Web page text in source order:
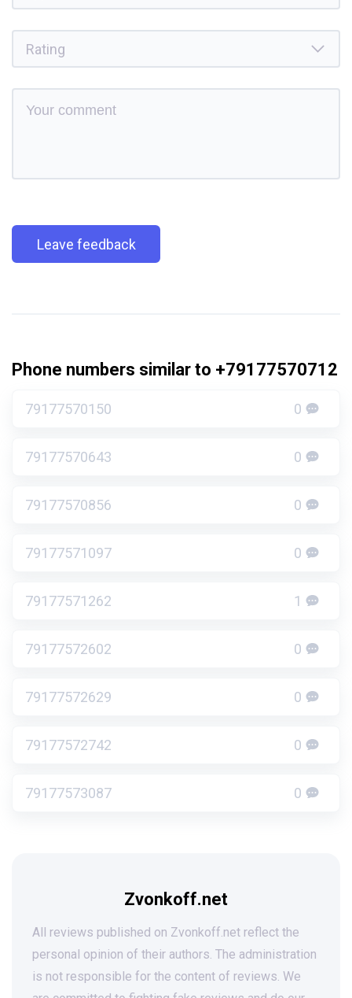
Leave feedback
Phone numbers similar to +79177570712
79177570150 0
79177570643 0
79177570856 0
79177571097 0
79177571262 1
79177572602 0
79177572629 0
79177572742 0
79177573087 0
Zvonkoff.net
All reviews published on Zvonkoff.net reflect the
personal opinion of their authors. The administration
is not responsible for the content of reviews. We